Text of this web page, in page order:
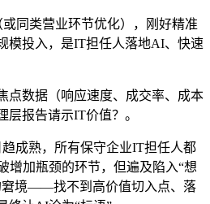
同类营业环节优化），刚好精准
模投入，是IT担任人落地AI、快速
数据（响应速度、成交率、成本
层报告请示IT价值？。
熟，所有保守企业IT担任人都
增加瓶颈的环节，但遍及陷入“想
窘境——找不到高价值切入点、落